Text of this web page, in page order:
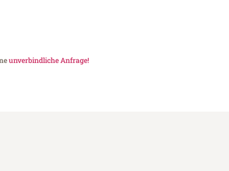
unverbindliche Anfrage!